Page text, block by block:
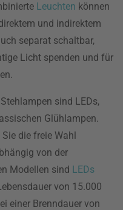
Leuchten können
und indirektem
separat schaltbar,
Licht spenden und für
sind LEDs,
Glühlampen.
die freie Wahl
von der
Modellen sind LEDs
von 15.000
einer Brenndauer von